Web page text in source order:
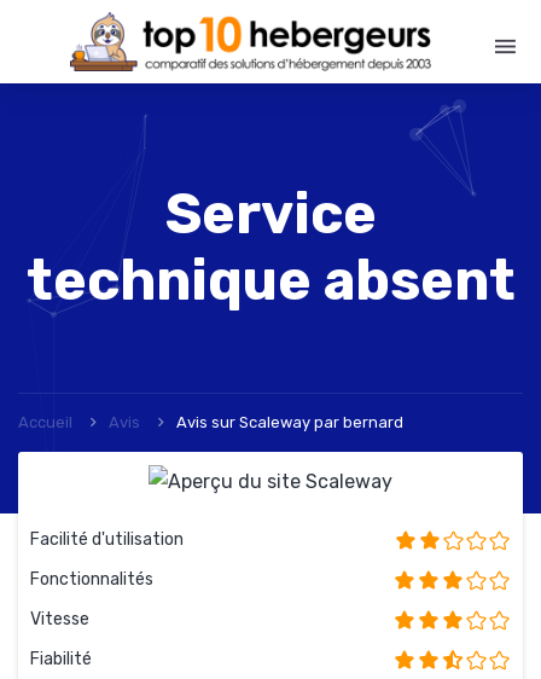
Service
technique absent
Accueil Avis Avis sur Scaleway par bernard
Facilité d'utilisation
Fonctionnalités
Vitesse
Fiabilité